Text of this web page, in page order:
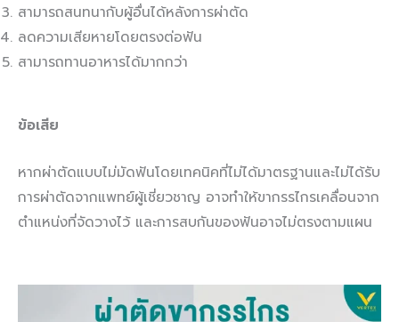
สามารถสนทนากับผู้อื่นได้หลังการผ่าตัด
ลดความเสียหายโดยตรงต่อฟัน
สามารถทานอาหารได้มากกว่า
ข้อเสีย
หากผ่าตัดแบบไม่มัดฟันโดยเทคนิคที่ไม่ได้มาตรฐานและไม่ได้รับ
การผ่าตัดจากแพทย์ผู้เชี่ยวชาญ อาจทำให้ขากรรไกรเคลื่อนจาก
ตำแหน่งที่จัดวางไว้ และการสบกันของฟันอาจไม่ตรงตามแผน